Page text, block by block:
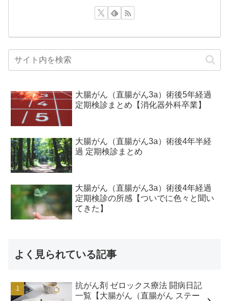
大腸がん（直腸がん3a）術後5年経過
定期検診まとめ【消化器外科卒業】
大腸がん（直腸がん3a）術後4年半経
過 定期検診まとめ
大腸がん（直腸がん3a）術後4年経過
定期検診の所感【ついでに色々と聞い
てきた】
よく見られている記事
抗がん剤 ゼロックス療法 闘病日記
一覧【大腸がん（直腸がん ステー